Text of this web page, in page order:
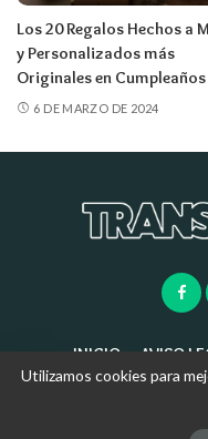
Los 20 Regalos Hechos a
y Personalizados más
Originales en Cumpleaños
6 DE MARZO DE 2024
INICIO AVISO
Utilizamos cookies para